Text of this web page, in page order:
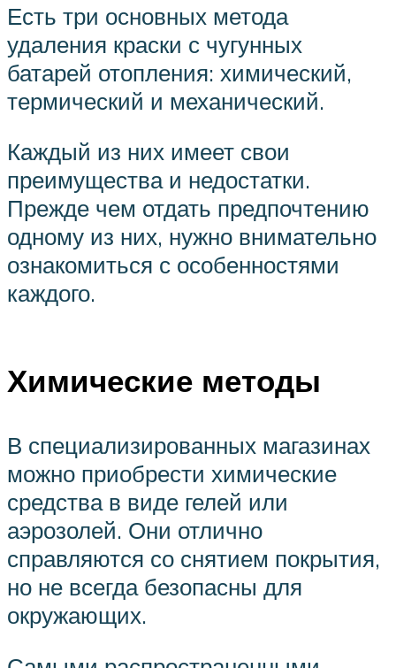
Есть три основных метода
удаления краски с чугунных
батарей отопления: химический,
термический и механический.
Каждый из них имеет свои
преимущества и недостатки.
Прежде чем отдать предпочтению
одному из них, нужно внимательно
ознакомиться с особенностями
каждого.
Химические методы
В специализированных магазинах
можно приобрести химические
средства в виде гелей или
аэрозолей. Они отлично
справляются со снятием покрытия,
но не всегда безопасны для
окружающих.